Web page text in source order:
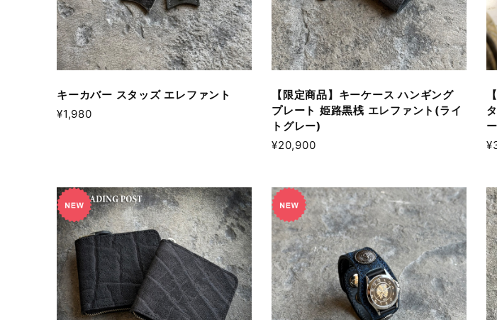
キーカバー スタッズ エレファント
¥1,980
【限定商品】キーケース ハンギング
プレート 姫路黒桟 エレファント(ライ
トグレー)
¥20,900